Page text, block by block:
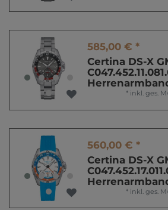
585,00 € *
Certina DS-X
* inkl. ges.
560,00 € *
Certina DS-X
* inkl. ges.